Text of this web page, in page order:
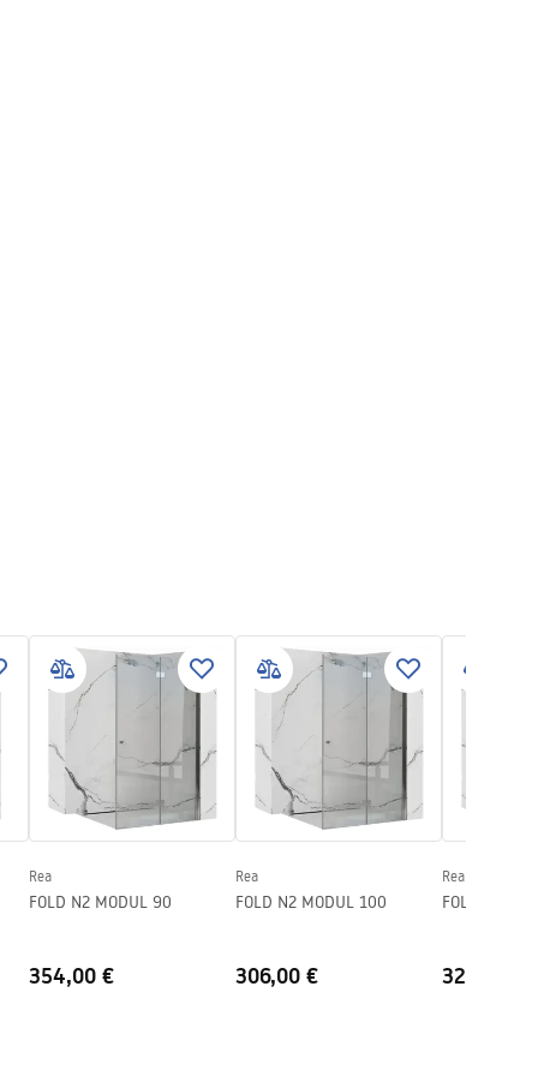
Rea
FOLD N2 MODUL 90
354,00 €
Rea
FOLD N2 MODUL 100
306,00 €
Rea
FOLD N2
325,00 €